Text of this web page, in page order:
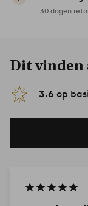
30 dagen
Dit vinden
3.6 op